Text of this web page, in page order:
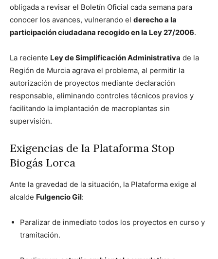
obligada a revisar el Boletín Oficial cada semana para
conocer los avances, vulnerando el derecho a la
participación ciudadana recogido en la Ley 27/2006.
La reciente Ley de Simplificación Administrativa de la
Región de Murcia agrava el problema, al permitir la
autorización de proyectos mediante declaración
responsable, eliminando controles técnicos previos y
facilitando la implantación de macroplantas sin
supervisión.
Exigencias de la Plataforma Stop
Biogás Lorca
Ante la gravedad de la situación, la Plataforma exige al
alcalde Fulgencio Gil:
Paralizar de inmediato todos los proyectos en curso y
tramitación.